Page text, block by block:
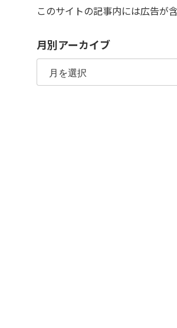
このサイトの記事内には広告が
月別アーカイブ
月
ア